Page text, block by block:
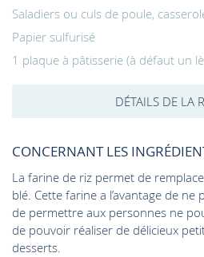
Saladiers ou culs de poule,
Papier sulfurisé
1 plaque à pâtisserie (à défaut un
DÉTAILS DE LA
CONCERNANT LES
La farine de riz permet de
blé. Cette farine a l’avantage de
de permettre aux personnes ne
de pouvoir réaliser de délicieux
desserts.